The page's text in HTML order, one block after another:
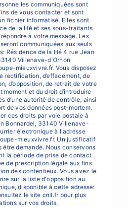
communiquées sont
de vous contacter et sont
fichier informatisé. Elles sont
de la Hé et ses sous-traitants
à votre message. Les
communiquées aux seuls
Résidence de la Hé 4 rue Jean
Villenave-d'Ornon
mieuxvivre.fr. Vous disposez
rectification, d’effacement, de
d’opposition, de retrait de votre
moment et du droit d’introduire
d’une autorité de contrôle, ainsi
de vos données post-mortem.
ces droits par voie postale à
Bonnardel, 33140 Villenave-
électronique à l'adresse
mieuxvivre.fr. Un justificatif
demandé. Nous conservons
la période de prise de contact
de prescription légale aux fins
des contentieux. Vous avez le
sur la liste d'opposition au
disponible à cette adresse:
le site cnil.fr pour plus
sur vos droits.